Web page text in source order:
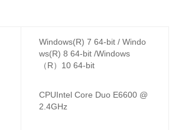
Windows(R) 7 64-bit / Windo
ws(R) 8 64-bit /Windows
（R）10 64-bit
CPUIntel Core Duo E6600 @
2.4GHz